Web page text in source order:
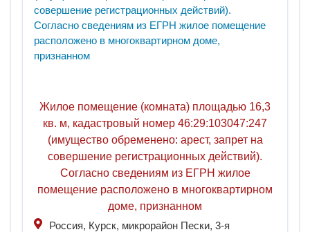
Жилое помещение (комната) площадью 16,3
кв. м, кадастровый номер 46:29:103047:247
(имущество обременено: арест, запрет на
совершение регистрационных действий).
Согласно сведениям из ЕГРН жилое
помещение расположено в многоквартирном
доме, признанном
Россия, Курск, микрорайон Пески, 3-я